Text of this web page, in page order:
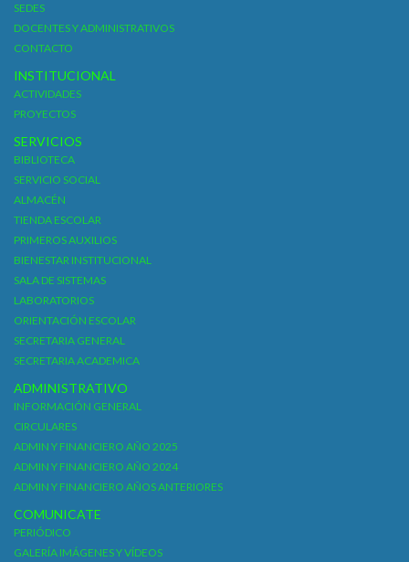
SEDES
DOCENTES Y ADMINISTRATIVOS
CONTACTO
INSTITUCIONAL
ACTIVIDADES
PROYECTOS
SERVICIOS
BIBLIOTECA
SERVICIO SOCIAL
ALMACÉN
TIENDA ESCOLAR
PRIMEROS AUXILIOS
BIENESTAR INSTITUCIONAL
SALA DE SISTEMAS
LABORATORIOS
ORIENTACIÓN ESCOLAR
SECRETARIA GENERAL
SECRETARIA ACADEMICA
ADMINISTRATIVO
INFORMACIÓN GENERAL
CIRCULARES
ADMIN Y FINANCIERO AÑO 2025
ADMIN Y FINANCIERO AÑO 2024
ADMIN Y FINANCIERO AÑOS ANTERIORES
COMUNICATE
PERIÓDICO
GALERÍA IMÁGENES Y VÍDEOS